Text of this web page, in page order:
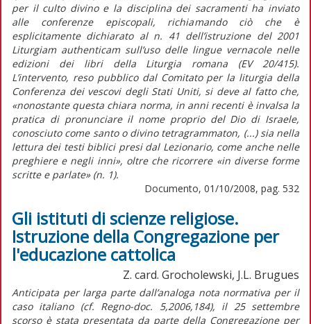
per il culto divino e la disciplina dei sacramenti ha inviato
alle conferenze episcopali, richiamando ciò che è
esplicitamente dichiarato al n. 41 dell’istruzione del 2001
Liturgiam authenticam sull’uso delle lingue vernacole nelle
edizioni dei libri della Liturgia romana (EV 20/415).
L’intervento, reso pubblico dal Comitato per la liturgia della
Conferenza dei vescovi degli Stati Uniti, si deve al fatto che,
«nonostante questa chiara norma, in anni recenti è invalsa la
pratica di pronunciare il nome proprio del Dio di Israele,
conosciuto come santo o divino tetragrammaton, (...) sia nella
lettura dei testi biblici presi dal Lezionario, come anche nelle
preghiere e negli inni», oltre che ricorrere «in diverse forme
scritte e parlate» (n. 1).
Documento, 01/10/2008, pag. 532
Gli istituti di scienze religiose.
Istruzione della Congregazione per
l'educazione cattolica
Z. card. Grocholewski, J.L. Brugues
Anticipata per larga parte dall’analoga nota normativa per il
caso italiano (cf. Regno-doc. 5,2006,184), il 25 settembre
scorso è stata presentata da parte della Congregazione per